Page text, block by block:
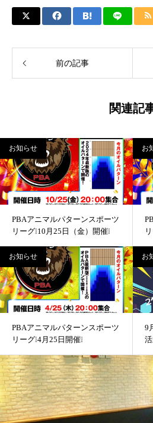
前の記事
関連記
お知らせ
PBAアニマルパターンスポーツ
リーグ❕10月25日（金）開催❕
お
お知らせ
PBAアニマルパターンスポーツ
リーグ❕4月25日開催❕
お
9